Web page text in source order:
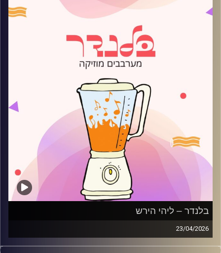
קרדיט תמונות:
AudioVersity
בלנדר – ליהי הירש
23/04/2026
מוזיקה רגועה לפתוח איתה את הבוקר בהגשת ליהי הירש